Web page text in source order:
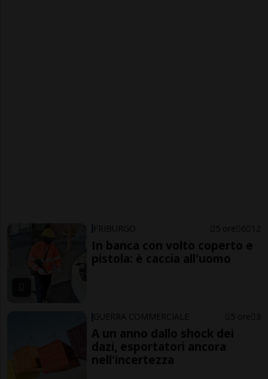
FRIBURGO 5 ore 6 12
In banca con volto coperto e
pistola: è caccia all'uomo
GUERRA COMMERCIALE 5 ore 3
A un anno dallo shock dei
dazi, esportatori ancora
nell'incertezza